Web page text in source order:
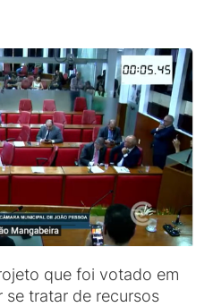
que foi votado em
se tratar de recursos